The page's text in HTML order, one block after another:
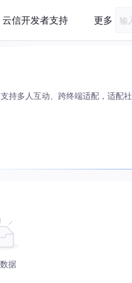
云信开发者支持 更多
持多人互动、跨终端适配，适配
据